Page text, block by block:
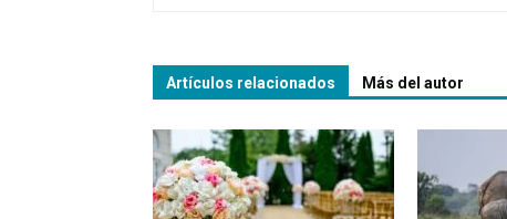
Artículos relacionados Más del autor